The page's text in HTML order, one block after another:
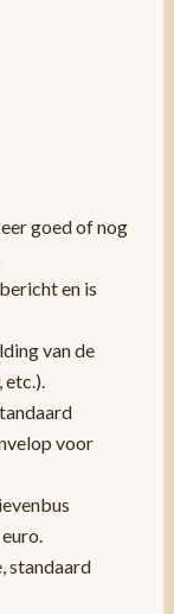
goed of nog
en is
van de
voor
standaard